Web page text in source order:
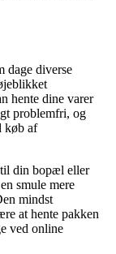
dage diverse
hente dine varer
problemfri, og
køb af
din bopæl eller
smule mere
mindst
at hente pakken
ved online